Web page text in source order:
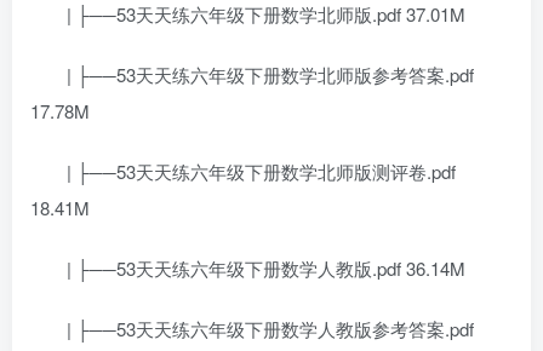
| ├──53天天练六年级下册数学北师版.pdf 37.01M
| ├──53天天练六年级下册数学北师版参考答案.pdf
17.78M
| ├──53天天练六年级下册数学北师版测评卷.pdf
18.41M
| ├──53天天练六年级下册数学人教版.pdf 36.14M
| ├──53天天练六年级下册数学人教版参考答案.pdf